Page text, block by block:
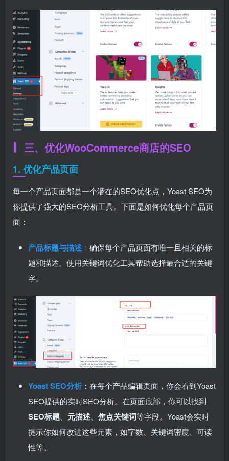
三、优化WooCommerce商店的SEO
1. 优化产品页面
每一个产品页面都是一个潜在的SEO优化点，Yoast SEO为
你提供了强大的SEO分析工具。下面是如何优化每个产品页
面：
产品标题与描述 ： 确保每个产品页面有唯一且相关的标
题和描述。使用关键词优化工具帮助选择最合适的关键
字。
Yoast SEO分析 ：在每个产品编辑页面，你会看到Yoast
SEO提供的实时SEO分析。在页面底部，你可以找到
SEO标题 元描述 焦点关键词等字段。Yoast会实时
提示你如何改进这些元素，如字数、关键词密度、可读
性等。